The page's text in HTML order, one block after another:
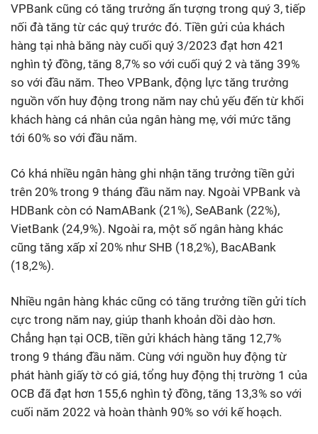
VPBank cũng có tăng trưởng ấn tượng trong quý 3, tiếp
nối đà tăng từ các quý trước đó. Tiền gửi của khách
hàng tại nhà băng này cuối quý 3/2023 đạt hơn 421
nghìn tỷ đồng, tăng 8,7% so với cuối quý 2 và tăng 39%
so với đầu năm. Theo VPBank, động lực tăng trưởng
nguồn vốn huy động trong năm nay chủ yếu đến từ khối
khách hàng cá nhân của ngân hàng mẹ, với mức tăng
tới 60% so với đầu năm.
Có khá nhiều ngân hàng ghi nhận tăng trưởng tiền gửi
trên 20% trong 9 tháng đầu năm nay. Ngoài VPBank và
HDBank còn có NamABank (21%), SeABank (22%),
VietBank (24,9%). Ngoài ra, một số ngân hàng khác
cũng tăng xấp xỉ 20% như SHB (18,2%), BacABank
(18,2%).
Nhiều ngân hàng khác cũng có tăng trưởng tiền gửi tích
cực trong năm nay, giúp thanh khoản dồi dào hơn.
Chẳng hạn tại OCB, tiền gửi khách hàng tăng 12,7%
trong 9 tháng đầu năm. Cùng với nguồn huy động từ
phát hành giấy tờ có giá, tổng huy động thị trường 1 của
OCB đã đạt hơn 155,6 nghìn tỷ đồng, tăng 13,3% so với
cuối năm 2022 và hoàn thành 90% so với kế hoạch.